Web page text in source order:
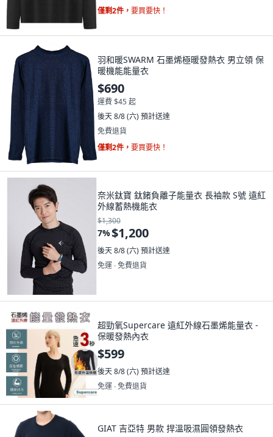
僅剩2件， 要買要快！
羽和暖SWARM 石墨烯極暖發熱衣 男立領 保
暖機能能量衣
$690
運費 $45 起
後天 8/8 (六) 預計送達
免費退貨
僅剩2件， 要買要快！
奈米鈦寶 鈦鍺負離子能量衣 長袖款 S號 遠紅
外線蓄熱機能衣
$1,300
7%$1,200
後天 8/8 (六) 預計送達
免運 ∙ 免費退貨
超勁氧Supercare 遠紅外線石墨烯能量衣 -
保暖發熱內衣
$599
後天 8/8 (六) 預計送達
免運 ∙ 免費退貨
GIAT 吉亞特 男款 捍溫吸濕圓領發熱衣